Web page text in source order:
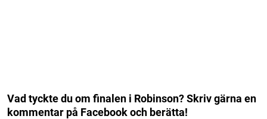
Vad tyckte du om finalen i Robinson? Skriv gärna en
kommentar på Facebook och berätta!